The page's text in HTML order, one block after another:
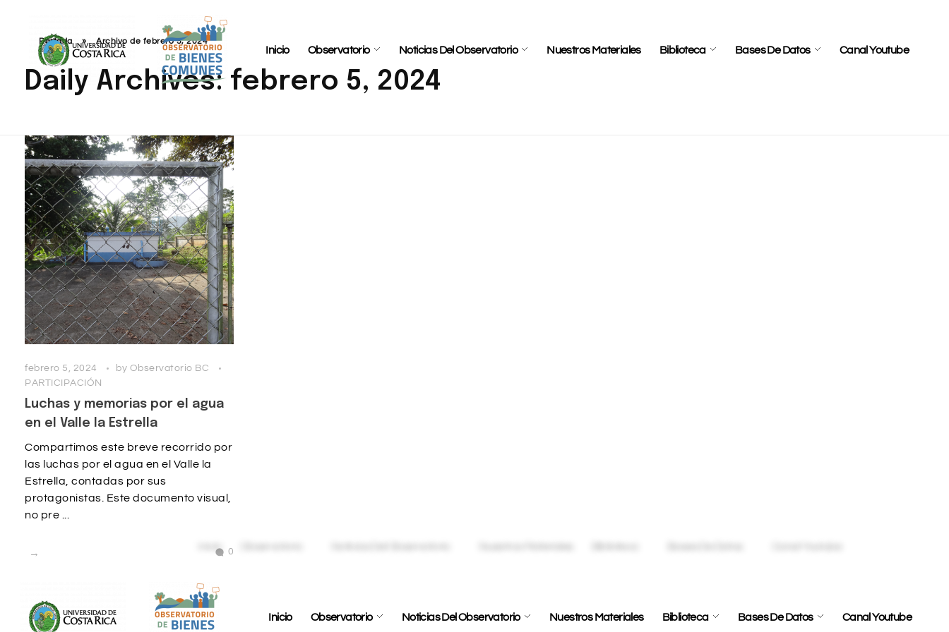
Inicio Observatorio Noticias Del Observatorio Nuestros Materiales Biblioteca Bases De Datos Canal Youtube
Portada » Archivo de febrero 5, 2024
Daily Archives: febrero 5, 2024
febrero 5, 2024 by Observatorio BC
PARTICIPACIÓN
Luchas y memorias por el agua
en el Valle la Estrella
Compartimos este breve recorrido por
las luchas por el agua en el Valle la
Estrella, contadas por sus
protagonistas. Este documento visual,
no pre ...
0
Inicio Observatorio Noticias Del Observatorio Nuestros Materiales Biblioteca Bases De Datos Canal Youtube